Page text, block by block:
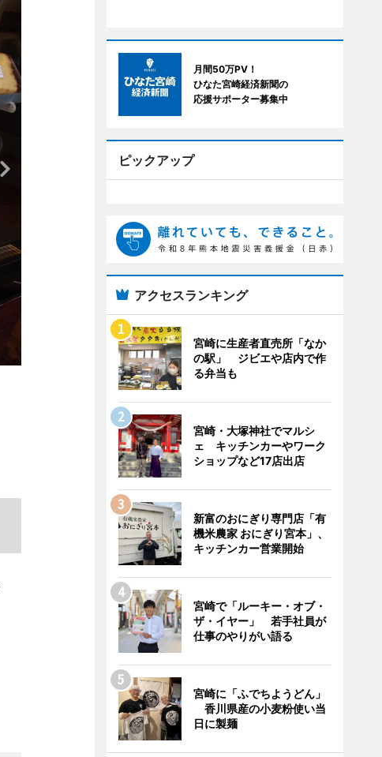
月間50万PV！
ひなた宮崎経済新聞の
応援サポーター募集中
ピックアップ
アクセスランキング
宮崎に生産者直売所「なか
の駅」 ジビエや店内で作
る弁当も
宮崎・大塚神社でマルシ
ェ キッチンカーやワーク
ショップなど17店出店
新富のおにぎり専門店「有
機米農家 おにぎり宮本」、
キッチンカー営業開始
宮崎で「ルーキー・オブ・
ザ・イヤー」 若手社員が
仕事のやりがい語る
宮崎に「ふでちようどん」
香川県産の小麦粉使い当
日に製麺